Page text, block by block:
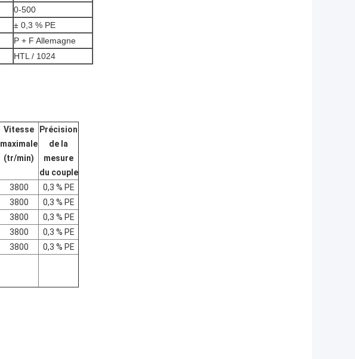
0-500
± 0,3 % PE
P + F Allemagne
HTL / 1024
Vitesse
maximale
(tr/min)
Précision
de la
mesure
du couple
3800
0,3 % PE
3800
0,3 % PE
3800
0,3 % PE
3800
0,3 % PE
3800
0,3 % PE